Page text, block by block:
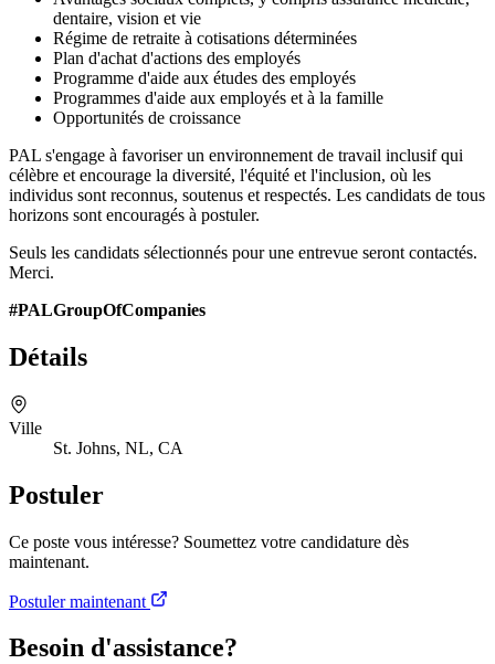
dentaire, vision et vie
Régime de retraite à cotisations déterminées
Plan d'achat d'actions des employés
Programme d'aide aux études des employés
Programmes d'aide aux employés et à la famille
Opportunités de croissance
PAL s'engage à favoriser un environnement de travail inclusif qui
célèbre et encourage la diversité, l'équité et l'inclusion, où les
individus sont reconnus, soutenus et respectés. Les candidats de tous
horizons sont encouragés à postuler.
Seuls les candidats sélectionnés pour une entrevue seront contactés.
Merci.
#PALGroupOfCompanies
Détails
Ville
St. Johns, NL, CA
Postuler
Ce poste vous intéresse? Soumettez votre candidature dès
maintenant.
Postuler maintenant
Besoin d'assistance?